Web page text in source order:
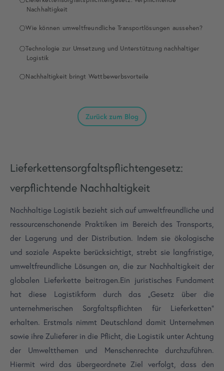
Nachhaltigkeit
Wie können umweltfreundliche Transportlösungen aussehen?
Technologie zur Umsetzung und Unterstützung nachhaltiger
Logistik
Nachhaltigkeit bringt Wettbewerbsvorteile
Zurück zum Blog
Lieferkettensorgfaltspflichtengesetz:
verpflichtende Nachhaltigkeit
Nachhaltige Logistik bezieht sich auf umweltfreundliche und
ressourcenschonende Praktiken im Bereich des Transports,
der Lagerung und der Distribution. Indem sie ökologische
und soziale Aspekte berücksichtigt, strebt sie langfristige,
umweltfreundliche Lösungen an, die zur Nachhaltigkeit der
globalen Lieferkette beitragen.Ein juristisches Fundament
hat diese Logistikform durch das „Gesetz über die
unternehmerischen Sorgfaltspflichten für Lieferketten“
erhalten. Erstmals nimmt Deutschland damit Unternehmen
sowie ihre Zulieferer in die Pflicht, die Logistik unter Achtung
der Umweltthemen und Menschenrechte durchzuführen.
Hiermit wird das übergeordnete Ziel verfolgt, dass den